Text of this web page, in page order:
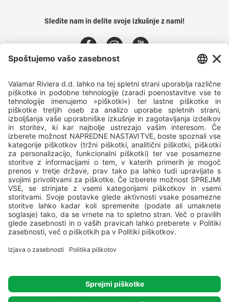
Sledite nam in delite svoje izkušnje z nami!
Vse kampe upravlja podjetjeValamar, Valamar Riviera, d.d, Stancija
Kaligari 1, Poreč, Croatia.
© Valamar Camping Vse pravice pridržane